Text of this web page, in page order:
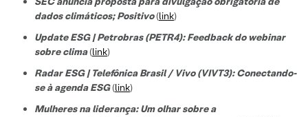
dados climáticos; Positivo(link)
Update ESG | Petrobras (PETR4): Feedback do webinar
sobre clima(link)
Radar ESG | Telefônica Brasil / Vivo (VIVT3): Conectando-
se à agenda ESG(link)
Mulheres na liderança: Um olhar sobre a